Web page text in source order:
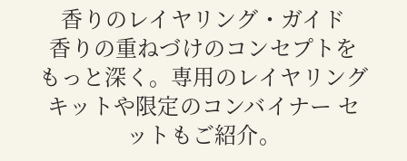
香りのレイヤリング・ガイド
香りの重ねづけのコンセプトを
もっと深く。専用のレイヤリング
キットや限定のコンバイナー セ
ットもご紹介。